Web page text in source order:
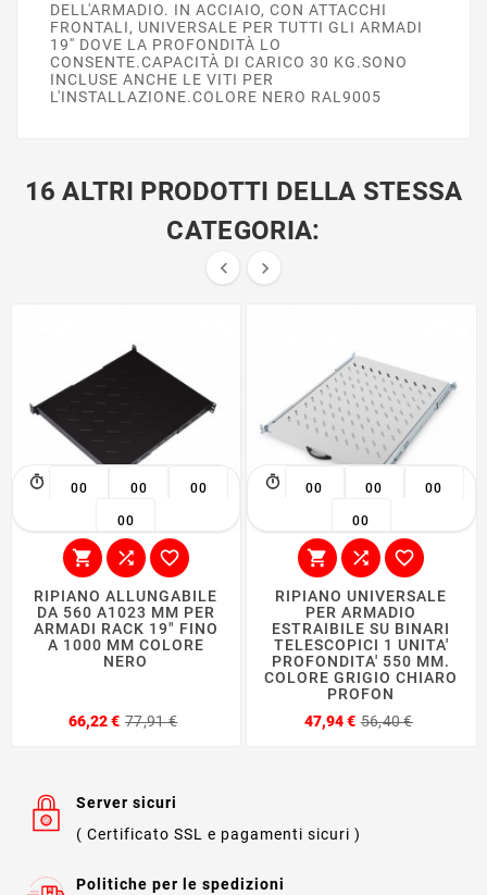
DELL'ARMADIO. IN ACCIAIO, CON ATTACCHI
FRONTALI, UNIVERSALE PER TUTTI GLI ARMADI
19'' DOVE LA PROFONDITÀ LO
CONSENTE.CAPACITÀ DI CARICO 30 KG.SONO
INCLUSE ANCHE LE VITI PER
L'INSTALLAZIONE.COLORE NERO RAL9005
16 ALTRI PRODOTTI DELLA STESSA
CATEGORIA:
 
00 00 00
00
  
RIPIANO ALLUNGABILE
DA 560 A1023 MM PER
ARMADI RACK 19" FINO
A 1000 MM COLORE
NERO
66,22 € 77,91 €
00 00 00
00
  
RIPIANO UNIVERSALE
PER ARMADIO
ESTRAIBILE SU BINARI
TELESCOPICI 1 UNITA'
PROFONDITA' 550 MM.
COLORE GRIGIO CHIARO
PROFON
47,94 € 56,40 €
Server sicuri
( Certificato SSL e pagamenti sicuri )
Politiche per le spedizioni